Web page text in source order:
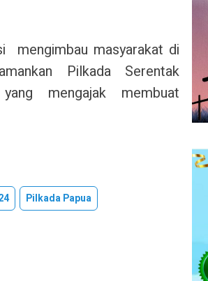
mengimbau masyarakat di
Pilkada Serentak
mengajak membuat
Pilkada Papua